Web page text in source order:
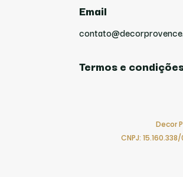
Email
Termos e
Decor
CNPJ: 15.160.338/